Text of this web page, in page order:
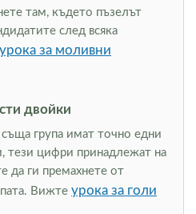
там, където пъзелът
след всяка
урока за моливни
двойки
група имат точно едни
тези цифри принадлежат на
да ги премахнете от
Вижте урока за голи